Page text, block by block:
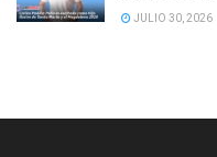
JULIO 30, 2026